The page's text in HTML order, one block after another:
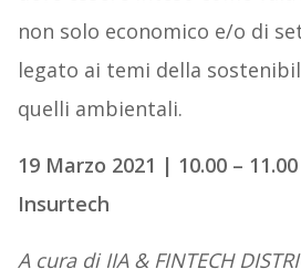
non solo economico e/o di
legato ai temi della
quelli ambientali.
19 Marzo 2021 | 10.00 –
Insurtech
A cura di IIA & FINTECH